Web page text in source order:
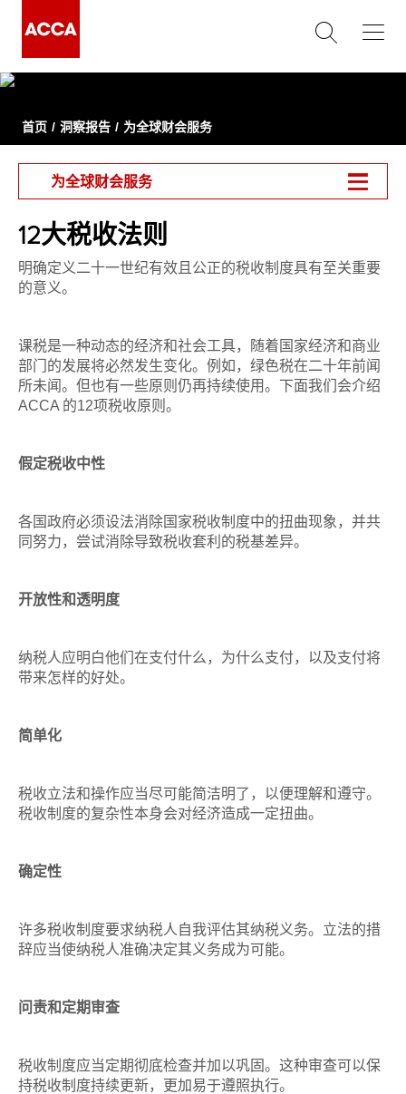
首页 洞察报告 为全球财会服务
为全球财会服务
12大税收法则
明确定义二十一世纪有效且公正的税收制度具有至关重要
的意义。
课税是一种动态的经济和社会工具，随着国家经济和商业
部门的发展将必然发生变化。例如，绿色税在二十年前闻
所未闻。但也有一些原则仍再持续使用。下面我们会介绍
ACCA 的12项税收原则。
假定税收中性
各国政府必须设法消除国家税收制度中的扭曲现象，并共
同努力，尝试消除导致税收套利的税基差异。
开放性和透明度
纳税人应明白他们在支付什么，为什么支付，以及支付将
带来怎样的好处。
简单化
税收立法和操作应当尽可能简洁明了，以便理解和遵守。
税收制度的复杂性本身会对经济造成一定扭曲。
确定性
许多税收制度要求纳税人自我评估其纳税义务。立法的措
辞应当使纳税人准确决定其义务成为可能。
问责和定期审查
税收制度应当定期彻底检查并加以巩固。这种审查可以保
持税收制度持续更新，更加易于遵照执行。